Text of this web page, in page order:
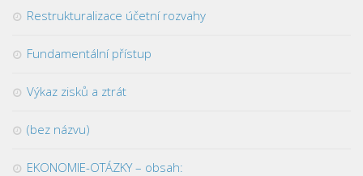
Restrukturalizace účetní rozvahy
Fundamentální přístup
Výkaz zisků a ztrát
(bez názvu)
EKONOMIE-OTÁZKY – obsah: